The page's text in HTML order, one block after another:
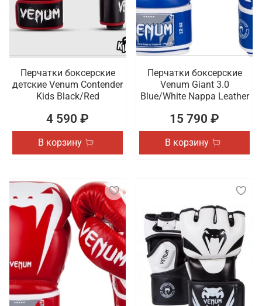
Перчатки боксерские
детские Venum Contender
Kids Black/Red
4 590 ₽
В корзину
Перчатки боксерские
Venum Giant 3.0
Blue/White Nappa Leather
15 790 ₽
В корзину